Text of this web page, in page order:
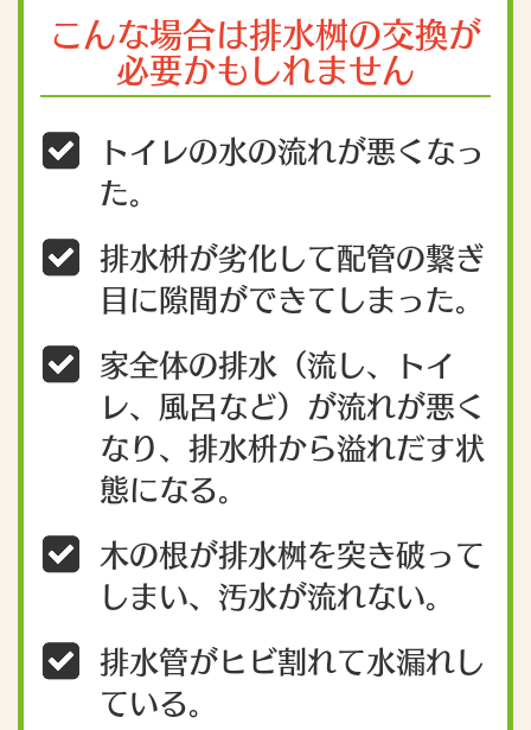
こんな場合は排水桝の交換が
必要かもしれません
トイレの水の流れが悪くなっ
た。
排水枡が劣化して配管の繋ぎ
目に隙間ができてしまった。
家全体の排水（流し、トイ
レ、風呂など）が流れが悪く
なり、排水枡から溢れだす状
態になる。
木の根が排水桝を突き破って
しまい、汚水が流れない。
排水管がヒビ割れて水漏れし
ている。